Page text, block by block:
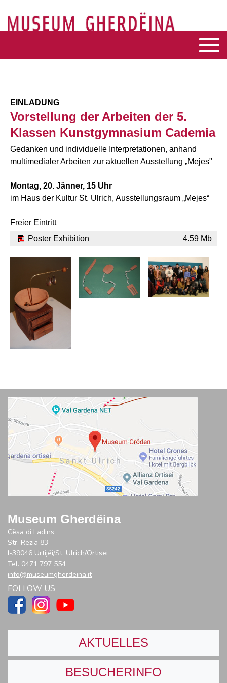
EINLADUNG
Vorstellung der Arbeiten der 5.
Klassen Kunstgymnasium Cademia
Gedanken und individuelle Interpretationen, anhand
multimedialer Arbeiten zur aktuellen Ausstellung „Mejes"
Montag, 20. Jänner, 15 Uhr
im Haus der Kultur St. Ulrich, Ausstellungsraum „Mejes“
Freier Eintritt
Poster Exhibition
4.59 Mb
Museum Gherdëina
Cësa di Ladins
Str. Rezia 83
I-39046 Urtijëi/St. Ulrich/Ortisei
Tel. 0471 797 554
info@museumgherdeina.it
FOLLOW US
AKTUELLES
BESUCHERINFO